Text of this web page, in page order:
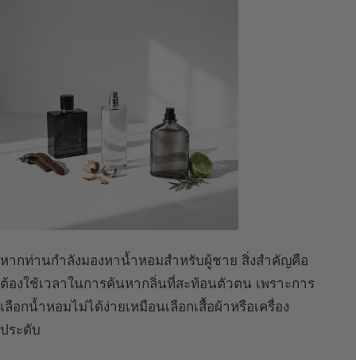
หากท่านกำลังมองหาน้ำหอมสำหรับผู้ชาย สิ่งสำคัญคือ
ต้องใช้เวลาในการค้นหากลิ่นที่สะท้อนตัวตน เพราะการ
เลือกน้ำหอมไม่ได้ง่ายเหมือนเลือกเสื้อผ้าหรือเครื่อง
ประดับ